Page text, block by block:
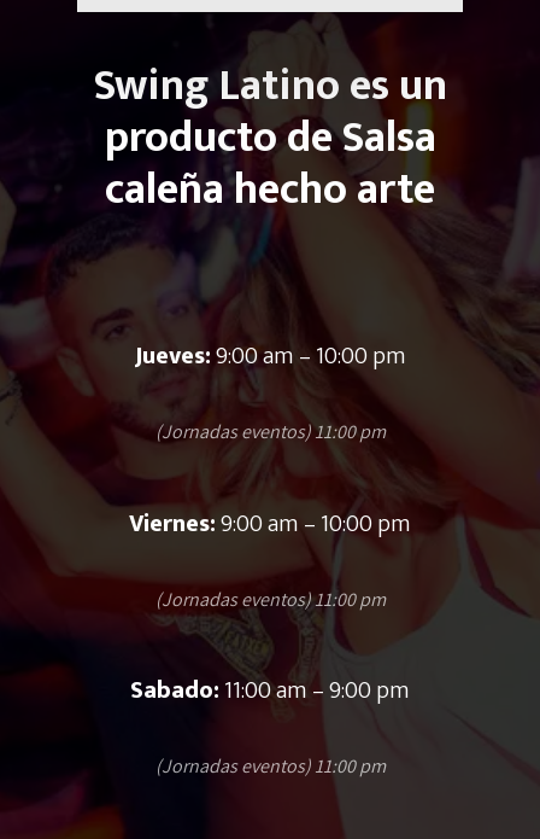
Swing Latino es un
producto de Salsa
caleña hecho arte
Jueves:9:00 am – 10:00 pm
(Jornadas eventos) 11:00 pm
Viernes:9:00 am – 10:00 pm
(Jornadas eventos) 11:00 pm
Sabado:11:00 am – 9:00 pm
(Jornadas eventos) 11:00 pm